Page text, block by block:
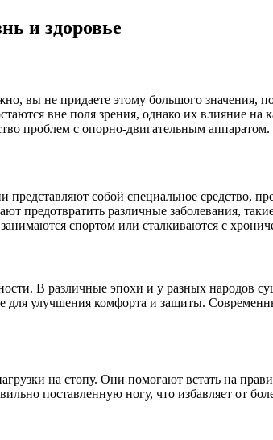
и здоровье
вы не придаете этому большого значения,
вне поля зрения, однако их влияние
проблем с опорно-двигательным аппаратом.
собой специальное средство,
предотвратить различные заболевания,
спортом или сталкиваются с
В различные эпохи и у разных народов
для улучшения комфорта и защиты.
на стопу. Они помогают встать на
поставленную ногу, что избавляет от